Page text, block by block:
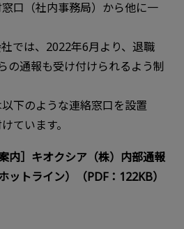
口（社内事務局）から他に一
では、2022年6月より、退職
の通報も受け付けられるよう制
下のような連絡窓口を設置
ています。
内］キオクシア（株）内部通報
ットライン）（PDF：122KB）